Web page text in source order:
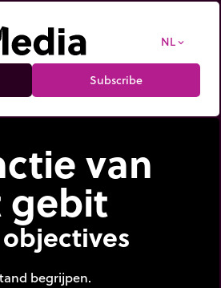
NL expand_more
Subscribe
van
gebit
begrijpen.